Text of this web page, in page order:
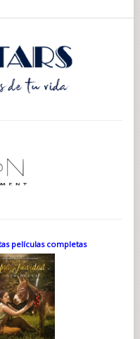
películas completas